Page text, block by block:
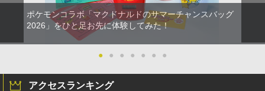
ポケモンコラボ「マクドナルドのサマーチャンスバッグ
2026」をひと足お先に体験してみた！
● ● ● ● ● ● ●
アクセスランキング